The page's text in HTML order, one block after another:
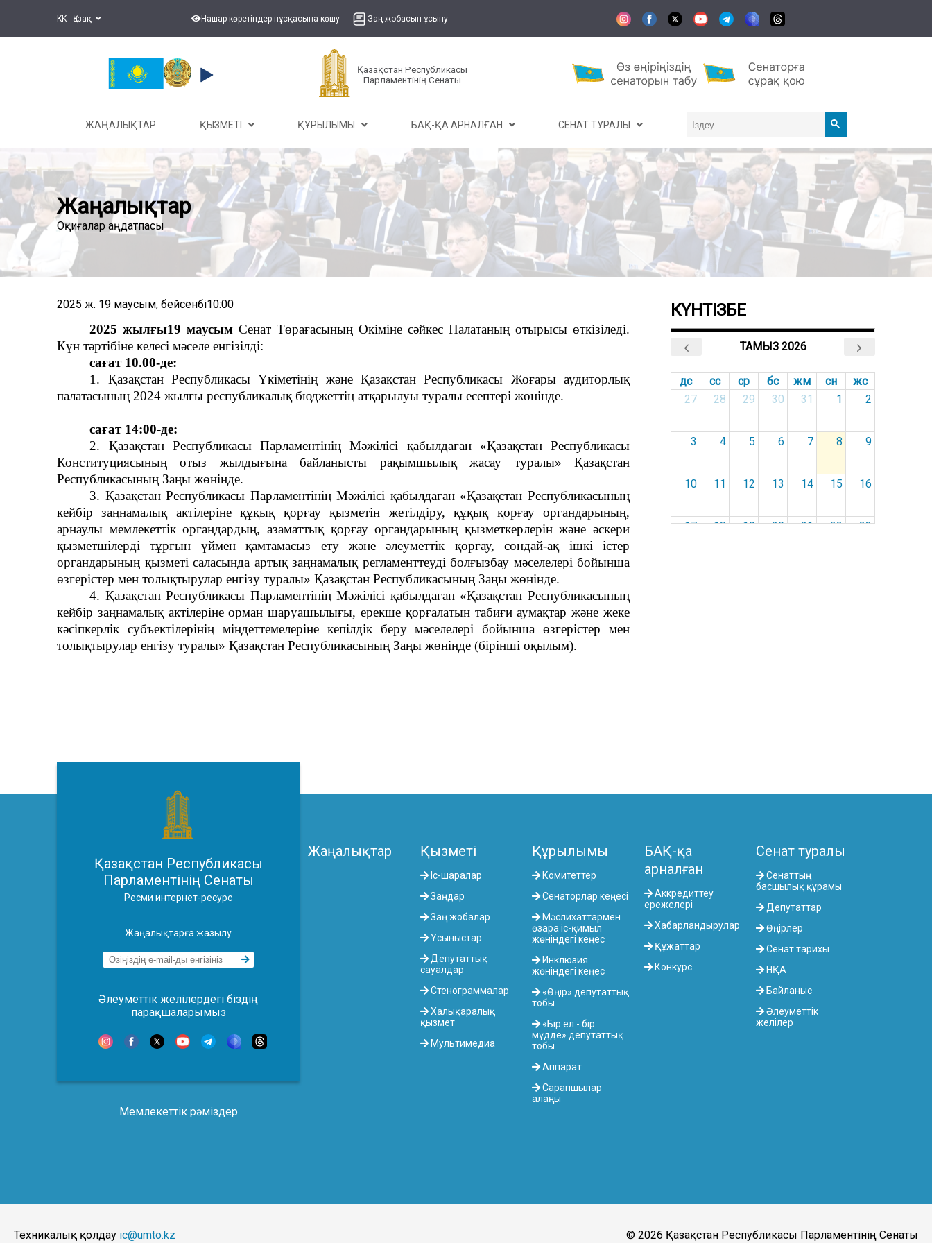
KK - Қазақ Нашар көретіндер нұсқасына көшу Заң жобасын ұсыну
Қазақстан Республикасы
Парламентінің Сенаты
ЖАҢАЛЫҚТАР ҚЫЗМЕТІ ҚҰРЫЛЫМЫ БАҚ-ҚА АРНАЛҒАН СЕНАТ ТУРАЛЫ
Жаңалықтар
Оқиғалар аңдатпасы
2025 ж. 19 маусым, бейсенбі10:00
2025 жылғы19 маусымСенат Төрағасының Өкіміне сәйкес Палатаның отырысы өткізіледі.
Күн тәртібіне келесі мәселе енгізілді:
сағат 10.00-де:
1. Қазақстан Республикасы Үкіметінің және Қазақстан Республикасы Жоғары аудиторлық
палатасының 2024 жылғы республикалық бюджеттің атқарылуы туралы есептері жөнінде.
сағат 14:00-де:
2. Қазақстан Республикасы Парламентінің Мәжілісі қабылдаған «Қазақстан Республикасы
Конституциясының отыз жылдығына байланысты рақымшылық жасау туралы» Қазақстан
Республикасының Заңы жөнінде.
3. Қазақстан Республикасы Парламентінің Мәжілісі қабылдаған «Қазақстан Республикасының
кейбір заңнамалық актілеріне құқық қорғау қызметін жетілдіру, құқық қорғау органдарының,
арнаулы мемлекеттік органдардың, азаматтық қорғау органдарының қызметкерлерін және әскери
қызметшілерді тұрғын үймен қамтамасыз ету және әлеуметтік қорғау, сондай-ақ ішкі істер
органдарының қызметі саласында артық заңнамалық регламенттеуді болғызбау мәселелері бойынша
өзгерістер мен толықтырулар енгізу туралы» Қазақстан Республикасының Заңы жөнінде.
4. Қазақстан Республикасы Парламентінің Мәжілісі қабылдаған «Қазақстан Республикасының
кейбір заңнамалық актілеріне орман шаруашылығы, ерекше қорғалатын табиғи аумақтар және жеке
кәсіпкерлік субъектілерінің міндеттемелеріне кепілдік беру мәселелері бойынша өзгерістер мен
толықтырулар енгізу туралы» Қазақстан Республикасының Заңы жөнінде (бірінші оқылым).
КҮНТІЗБЕ
ТАМЫЗ 2026
дс сс ср бс жм сн
жс
27
28 29 30 31 1 2
3 4 5 6 7 8 9
10 11 12 13 14 15 16
17 18 19 20 21 22 23
Қазақстан Республикасы
Парламентінің Сенаты
Ресми интернет-ресурс
Жаңалықтарға жазылу
Әлеуметтік желілердегі біздің
парақшаларымыз
Мемлекеттік рәміздер
Жаңалықтар Қызметі
Іс-шаралар
Заңдар
Заң жобалар
Ұсыныстар
Депутаттық
сауалдар
Стенограммалар
Халықаралық
қызмет
Мультимедиа
Құрылымы
Комитеттер
Сенаторлар кеңесі
Мәслихаттармен
өзара іс-қимыл
жөніндегі кеңес
Инклюзия
жөніндегі кеңес
«Өңір» депутаттық
тобы
«Бір ел - бір
мүдде» депутаттық
тобы
Аппарат
Сарапшылар
алаңы
БАҚ-қа
арналған
Аккредиттеу
ережелері
Хабарландырулар
Құжаттар
Конкурс
Сенат туралы
Сенаттың
басшылық құрамы
Депутаттар
Өңірлер
Сенат тарихы
НҚА
Байланыс
Әлеуметтік
желілер
Техникалық қолдау ic@umto.kz © 2026 Қазақстан Республикасы Парламентінің Сенаты